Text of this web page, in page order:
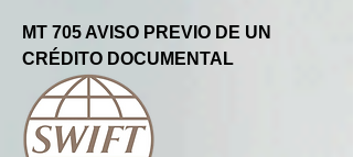
MT 705 AVISO PREVIO DE UN
CRÉDITO DOCUMENTAL